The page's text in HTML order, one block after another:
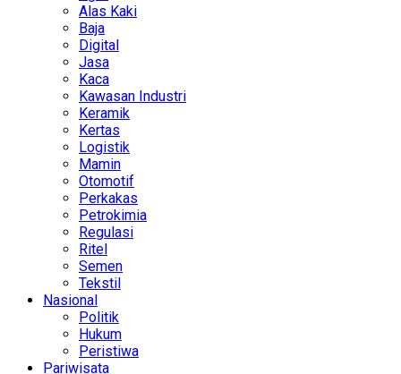
Alas Kaki
Baja
Digital
Jasa
Kaca
Kawasan Industri
Keramik
Kertas
Logistik
Mamin
Otomotif
Perkakas
Petrokimia
Regulasi
Ritel
Semen
Tekstil
Nasional
Politik
Hukum
Peristiwa
Pariwisata